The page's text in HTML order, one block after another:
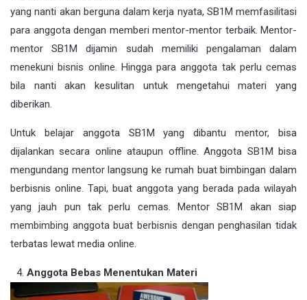
yang nanti akan berguna dalam kerja nyata, SB1M memfasilitasi
para anggota dengan memberi mentor-mentor terbaik. Mentor-
mentor SB1M dijamin sudah memiliki pengalaman dalam
menekuni bisnis online. Hingga para anggota tak perlu cemas
bila nanti akan kesulitan untuk mengetahui materi yang
diberikan.
Untuk belajar anggota SB1M yang dibantu mentor, bisa
dijalankan secara online ataupun offline. Anggota SB1M bisa
mengundang mentor langsung ke rumah buat bimbingan dalam
berbisnis online. Tapi, buat anggota yang berada pada wilayah
yang jauh pun tak perlu cemas. Mentor SB1M akan siap
membimbing anggota buat berbisnis dengan penghasilan tidak
terbatas lewat media online.
Anggota Bebas Menentukan Materi